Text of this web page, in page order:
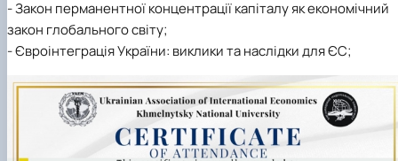
- Закон перманентної концентрації капіталу як економічний
закон глобального світу;
- Євроінтеграція України: виклики та наслідки для ЄС;